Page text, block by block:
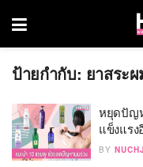
ป้ายกำกับ: ยาสระ
หยุดปัญ
แข็งแรง
BY